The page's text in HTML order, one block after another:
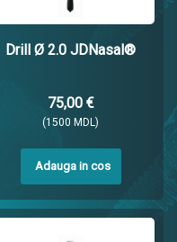
Drill Ø 2.0 JDNasal®
75,00 €
(1500 MDL)
Adauga in cos